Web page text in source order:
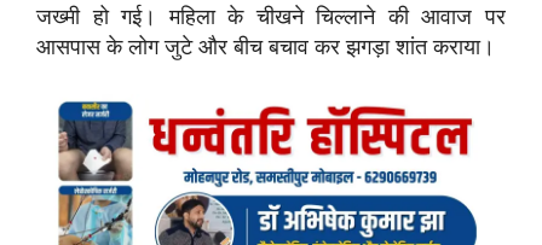
जख्मी हो गई। महिला के चीखने चिल्लाने की आवाज पर
आसपास के लोग जुटे और बीच बचाव कर झगड़ा शांत कराया।